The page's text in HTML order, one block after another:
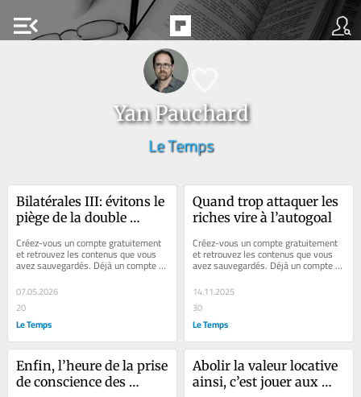
menu_open
Yan Pauchard
Le Temps
Bilatérales III: évitons le
piège de la double
Créez-vous un compte gratuitement
et retrouvez les contenus que vous
avez sauvegardés. Déjà un compte ?
Se connecter Les Suisses ne
devraient pas...
07.05.2026
20
Le Temps
Quand trop attaquer les
riches vire à l’autogoal
Créez-vous un compte gratuitement
et retrouvez les contenus que vous
avez sauvegardés. Déjà un compte ?
Se connecter Les ultra-riches
passent...
14.11.2025
30
Le Temps
Enfin, l’heure de la prise
de conscience des
Abolir la valeur locative
ainsi, c’est jouer aux